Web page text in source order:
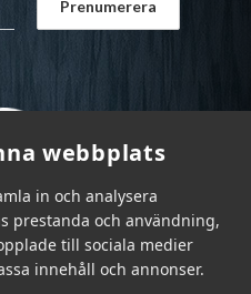
webbplats
in och analysera
prestanda och användning,
till sociala medier
innehåll och annonser.